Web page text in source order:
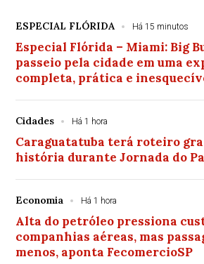
ESPECIAL FLÓRIDA Há 15 minutos
Especial Flórida – Miami: Big
passeio pela cidade em uma
completa, prática e
Cidades Há 1 hora
Caraguatatuba terá roteiro
história durante Jornada do
Economia Há 1 hora
Alta do petróleo pressiona
companhias aéreas, mas
menos, aponta FecomercioSP